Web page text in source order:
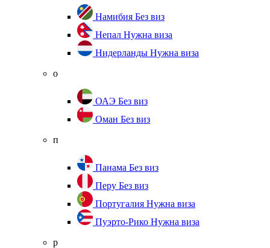
Намибия Без виз
Непал Нужна виза
Нидерланды Нужна виза
о
ОАЭ Без виз
Оман Без виз
п
Панама Без виз
Перу Без виз
Португалия Нужна виза
Пуэрто-Рико Нужна виза
р